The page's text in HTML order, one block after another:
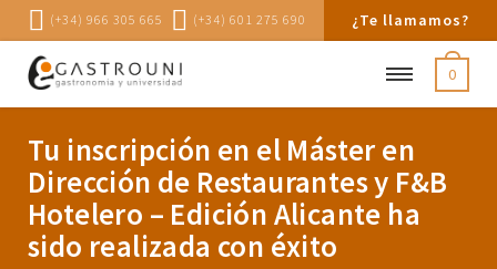
(+34) 966 305 665 (+34) 601 275 690 ¿Te llamamos?
0
Tu inscripción en el Máster en
Dirección de Restaurantes y F&B
Hotelero – Edición Alicante ha
sido realizada con éxito